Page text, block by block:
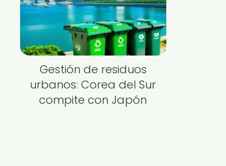
Gestión de residuos
urbanos: Corea del Sur
compite con Japón